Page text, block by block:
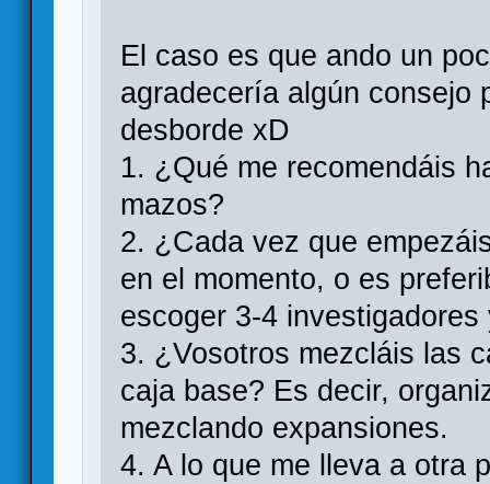
El caso es que ando un
agradecería algún consejo
desborde xD
1. ¿Qué me recomendáis
mazos?
2. ¿Cada vez que
en el momento, o es
escoger 3-4
3. ¿Vosotros mezcláis las
caja base? Es decir,
mezclando expansiones.
4. A lo que me lleva a otra